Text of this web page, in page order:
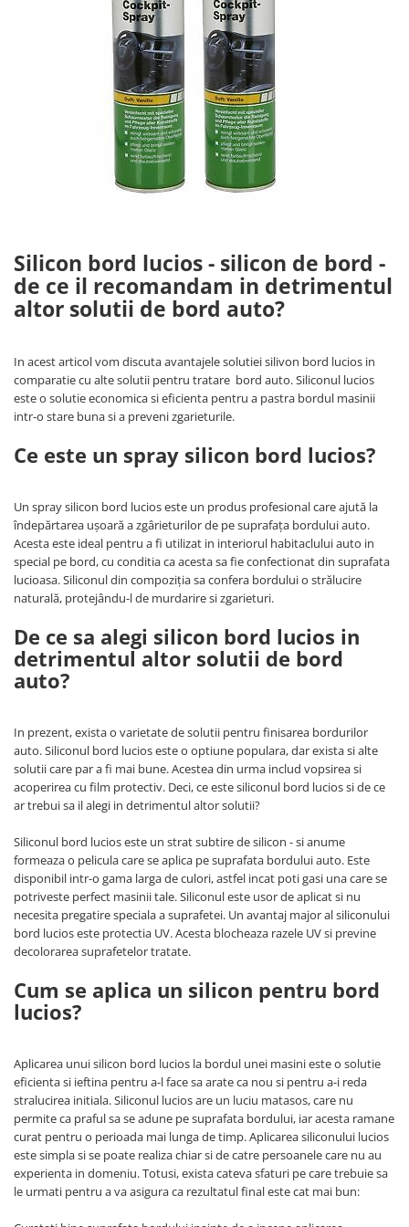
Dulap substante chimice
Platforme de lucru
Hidraulice
Piese stivuitor
Role si roti pentru lize
Scaune pentru utilaje și stivuitoare
Vaseline
Uleiuri
Statii ulei
Ulei pentru compresor
Ridicare
LIZE
Suport butelii
Automatizarea productiei
Scule
Curatenie
Sudura
Sudare manuala
Pozitionere de sudura
Instalatii de rotire
Brate prelungitoare
Lama de zapada
Matura stivuitor
Cupă cu acționare mecanică
Cupă cu acționare hidraulică
Sisteme de ridicare
Cheie tachelaj
Containere basculante
Tip 4A - cu deblocare automată
Tip EXPO - basculare prin rulare
Tip BKM - basculare prin rulare
Tip SKM - pentru span
Tip 3S cu basculare pe 3 laturi
Tip BK – basculare prin rulare
Tip GU / GU-E - compacte
Tip SGU - pentru span
Tip MGU - Minicontainer
Tip SMGU - mini pentru span
Tip RD - cu capac rotund
Tip DUO / TRIO
Tip NK - mecanism foarfeca
Prelungitoare furci stivuitor
Tip BSK - pentru deșeuri
Traverse pentru BSK
Tip SB - cu bază rabatabilă
Nacela stivuitor
Translator stivuitor
Prelungitor lame stivuitor CAM
attachments
Atasamente profesionale CAM
Cleste ridicare butoi
Solutii intretinere lant moto
Produse Liqui Moly
Sprayuri tehnice Liqui Moly
Silicon bord lucios - silicon de bord -
de ce il recomandam in detrimentul
altor solutii de bord auto?
In acest articol vom discuta avantajele solutiei silivon bord lucios in
comparatie cu alte solutii pentru tratare bord auto. Siliconul lucios
este o solutie economica si eficienta pentru a pastra bordul masinii
intr-o stare buna si a preveni zgarieturile.
Ce este un spray silicon bord lucios?
Un spray silicon bord lucios este un produs profesional care ajută la
îndepărtarea uşoară a zgârieturilor de pe suprafaţa bordului auto.
Acesta este ideal pentru a fi utilizat in interiorul habitaclului auto in
special pe bord, cu conditia ca acesta sa fie confectionat din suprafata
lucioasa. Siliconul din compoziţia sa confera bordului o strălucire
naturală, protejându-l de murdarire si zgarieturi.
De ce sa alegi silicon bord lucios in
detrimentul altor solutii de bord
auto?
In prezent, exista o varietate de solutii pentru finisarea bordurilor
auto. Siliconul bord lucios este o optiune populara, dar exista si alte
solutii care par a fi mai bune. Acestea din urma includ vopsirea si
acoperirea cu film protectiv. Deci, ce este siliconul bord lucios si de ce
ar trebui sa il alegi in detrimentul altor solutii?
Siliconul bord lucios este un strat subtire de silicon - si anume
formeaza o pelicula care se aplica pe suprafata bordului auto. Este
disponibil intr-o gama larga de culori, astfel incat poti gasi una care se
potriveste perfect masinii tale. Siliconul este usor de aplicat si nu
necesita pregatire speciala a suprafetei. Un avantaj major al siliconului
bord lucios este protectia UV. Acesta blocheaza razele UV si previne
decolorarea suprafetelor tratate.
Cum se aplica un silicon pentru bord
lucios?
Aplicarea unui silicon bord lucios la bordul unei masini este o solutie
eficienta si ieftina pentru a-l face sa arate ca nou si pentru a-i reda
stralucirea initiala. Siliconul lucios are un luciu matasos, care nu
permite ca praful sa se adune pe suprafata bordului, iar acesta ramane
curat pentru o perioada mai lunga de timp. Aplicarea siliconului lucios
este simpla si se poate realiza chiar si de catre persoanele care nu au
experienta in domeniu. Totusi, exista cateva sfaturi pe care trebuie sa
le urmati pentru a va asigura ca rezultatul final este cat mai bun: